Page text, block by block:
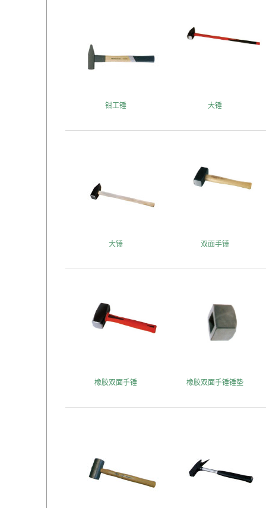
钳工锤 大锤
大锤 双面手锤
橡胶双面手锤 橡胶双面手锤锤垫